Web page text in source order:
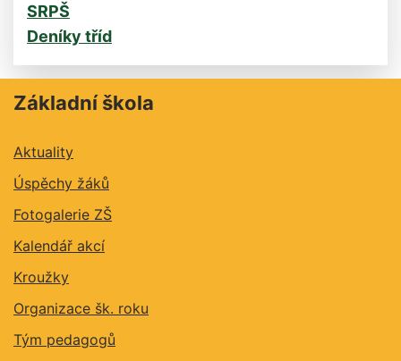
SRPŠ
Deníky tříd
Základní škola
Aktuality
Úspěchy žáků
Fotogalerie ZŠ
Kalendář akcí
Kroužky
Organizace šk. roku
Tým pedagogů